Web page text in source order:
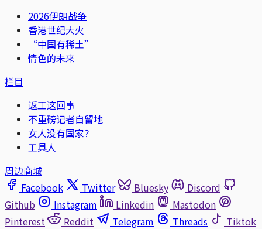
2026伊朗战争
香港世纪大火
“中国有稀土”
情色的未来
栏目
返工这回事
不重磅记者自留地
女人没有国家？
工具人
周边商城
Facebook
Twitter Bluesky
Discord
Github
Instagram Linkedin
Mastodon
Pinterest
Reddit Telegram Threads
Tiktok